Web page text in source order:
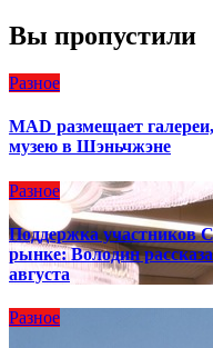
Вы пропустили
Разное
MAD размещает
музею в Шэньчжэне
Разное
Поддержка участников
рынке: Володин
августа
Разное